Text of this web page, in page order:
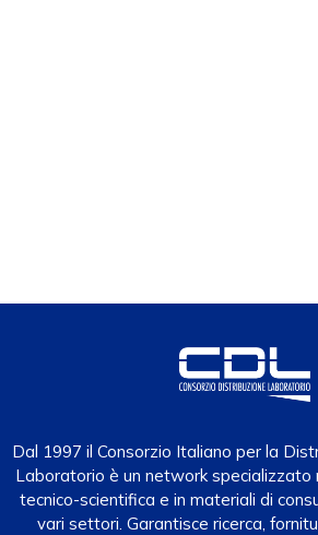
Dal 1997 il Consorzio Italiano per la
Laboratorio è un network specializzato
tecnico-scientifica e in materiali di
vari settori. Garantisce ricerca,